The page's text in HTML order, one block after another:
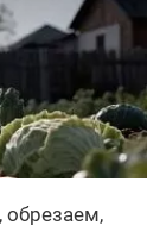
обрезаем,